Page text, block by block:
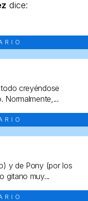
dice:
creyéndose
Normalmente,...
y de Pony (por los
gitano muy...